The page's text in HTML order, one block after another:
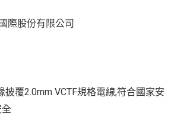
際股份有限公司
披覆2.0mm VCTF規格電線,符合國家安